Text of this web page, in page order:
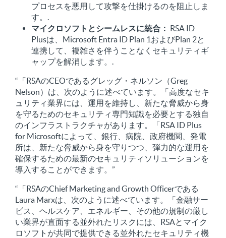
プロセスを悪用して攻撃を仕掛けるのを阻止しま
す。.
マイクロソフトとシームレスに統合： RSA ID
Plusは、Microsoft Entra ID Plan 1およびPlan 2と
連携して、複雑さを伴うことなくセキュリティギ
ャップを解消します。.
“「RSAのCEOであるグレッグ・ネルソン（Greg
Nelson）は、次のように述べています。「高度なセキ
ュリティ業界には、運用を維持し、新たな脅威から身
を守るためのセキュリティ専門知識を必要とする独自
のインフラストラクチャがあります。「RSA ID Plus
for Microsoftによって、銀行、病院、政府機関、発電
所は、新たな脅威から身を守りつつ、弾力的な運用を
確保するための最新のセキュリティソリューションを
導入することができます。”
“「RSAのChief Marketing and Growth Officerである
Laura Marxは、次のように述べています。「金融サー
ビス、ヘルスケア、エネルギー、その他の規制の厳し
い業界が直面する並外れたリスクには、RSAとマイク
ロソフトが共同で提供できる並外れたセキュリティ機